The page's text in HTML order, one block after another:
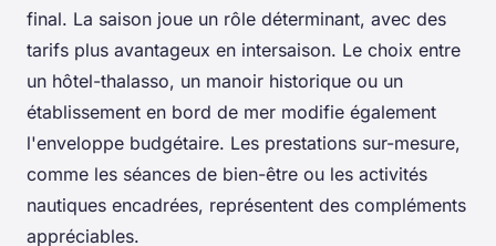
final. La saison joue un rôle déterminant, avec des
tarifs plus avantageux en intersaison. Le choix entre
un hôtel-thalasso, un manoir historique ou un
établissement en bord de mer modifie également
l'enveloppe budgétaire. Les prestations sur-mesure,
comme les séances de bien-être ou les activités
nautiques encadrées, représentent des compléments
appréciables.